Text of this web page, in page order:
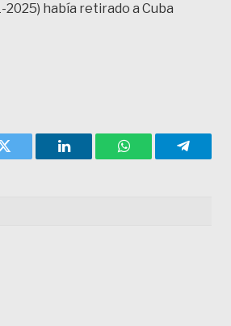
había retirado a Cuba
Twitter LinkedIn WhatsAppTelegram